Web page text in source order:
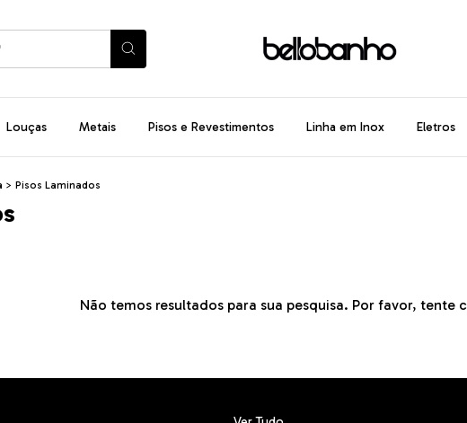
Louças Metais Pisos e Revestimentos Linha em Inox Eletros
> Pisos Laminados
Não temos resultados para sua pesquisa. Por favor, tente